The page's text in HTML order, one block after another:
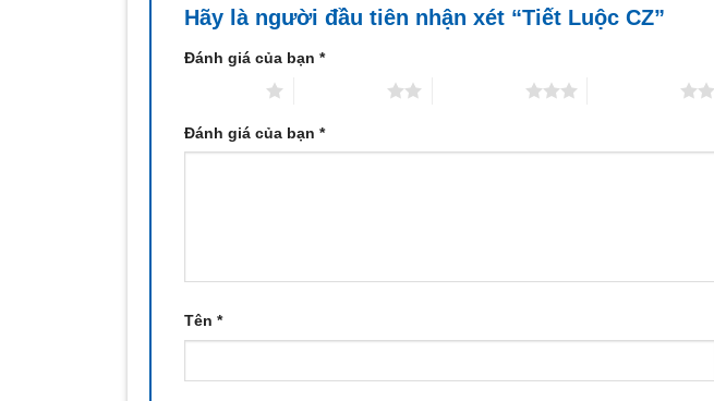
Hãy là người đầu tiên nhận xét “Tiết Luộc CZ”
Đánh giá của bạn *
Đánh giá của bạn *
Tên *